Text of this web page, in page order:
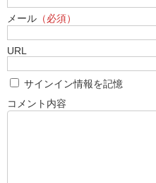
メール （必須）
URL
サインイン情報を記憶
コメント内容